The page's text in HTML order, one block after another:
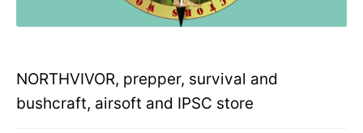
NORTHVIVOR, prepper, survival and
bushcraft, airsoft and IPSC store